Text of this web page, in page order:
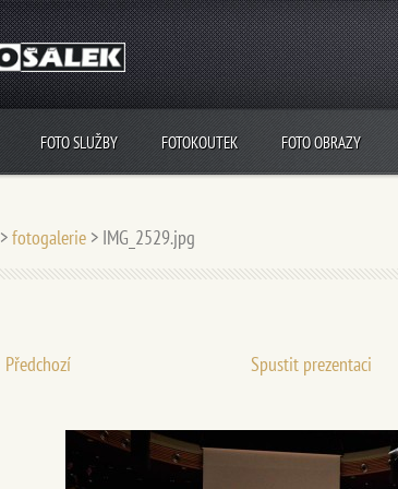
FOTO SLUŽBY FOTOKOUTEK FOTO OBRAZY
>fotogalerie > IMG_2529.jpg
Předchozí Spustit prezentaci